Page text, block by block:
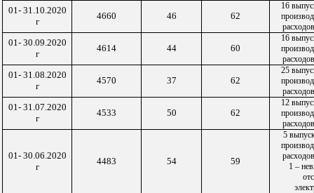
01- 31.10.2020
г
4660 46 62
16
01- 30.09.2020
г
4614 44 60
16
01- 31.08.2020
г
4570 37 62
25
01- 31.07.2020
г
4533 50 62
12
01- 30.06.2020
г
4483 54 59
5
1 –